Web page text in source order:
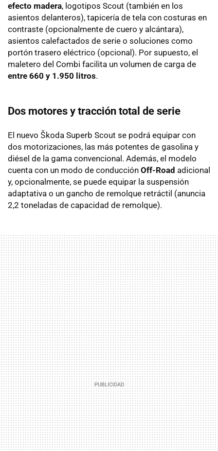
efecto madera, logotipos Scout (también en los
asientos delanteros), tapicería de tela con costuras en
contraste (opcionalmente de cuero y alcántara),
asientos calefactados de serie o soluciones como
portón trasero eléctrico (opcional). Por supuesto, el
maletero del Combi facilita un volumen de carga de
entre 660 y 1.950 litros.
Dos motores y tracción total de serie
El nuevo Škoda Superb Scout se podrá equipar con
dos motorizaciones, las más potentes de gasolina y
diésel de la gama convencional. Además, el modelo
cuenta con un modo de conducción Off-Road adicional
y, opcionalmente, se puede equipar la suspensión
adaptativa o un gancho de remolque retráctil (anuncia
2,2 toneladas de capacidad de remolque).